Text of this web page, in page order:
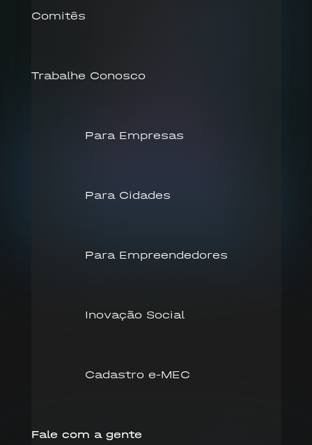
Comitês
Trabalhe Conosco
Para Empresas
Para Cidades
Para Empreendedores
Inovação Social
Cadastro e-MEC
Fale com a gente